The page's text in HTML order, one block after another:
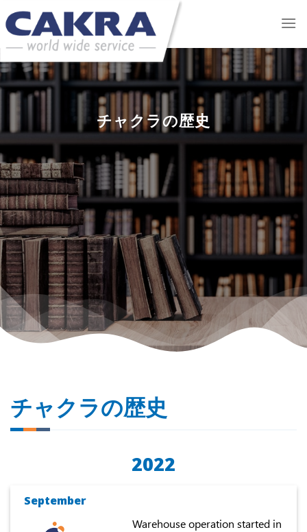
Skip
to
content
チャクラの歴史
チャクラの歴史
2022
September
Warehouse operation started in